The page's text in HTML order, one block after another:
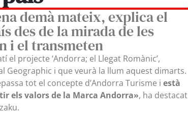
demà mateix, explica el
des de la mirada de les
i el transmeten
projecte ‘Andorra; el Llegat Romànic’,
i que veurà la llum aquest dimarts.
tot el concepte d’Andorra Turisme i està
els valors de la Marca Andorra», ha destacat